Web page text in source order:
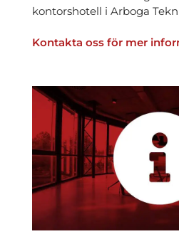
kontorshotell i Arboga
Kontakta oss för mer